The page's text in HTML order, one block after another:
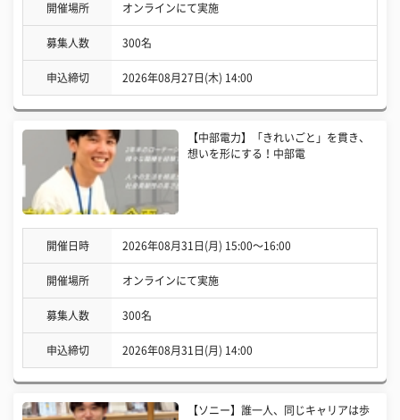
開催場所 オンラインにて実施
募集人数 300名
申込締切 2026年08月27日(木) 14:00
【中部電力】「きれいごと」を貫き、
想いを形にする！中部電
開催日時 2026年08月31日(月) 15:00〜16:00
開催場所 オンラインにて実施
募集人数 300名
申込締切 2026年08月31日(月) 14:00
【ソニー】誰一人、同じキャリアは歩